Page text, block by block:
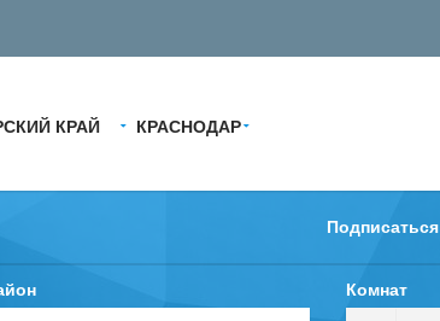
КРАЙ КРАСНОДАР
Подписаться
Комнат